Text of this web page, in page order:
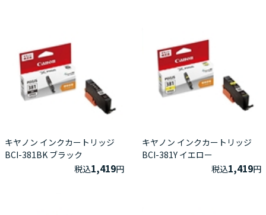
キヤノン インクカートリッジ
BCI-381BK ブラック
税込1,419円
キヤノン インクカートリッジ
BCI-381Y イエロー
税込1,419円